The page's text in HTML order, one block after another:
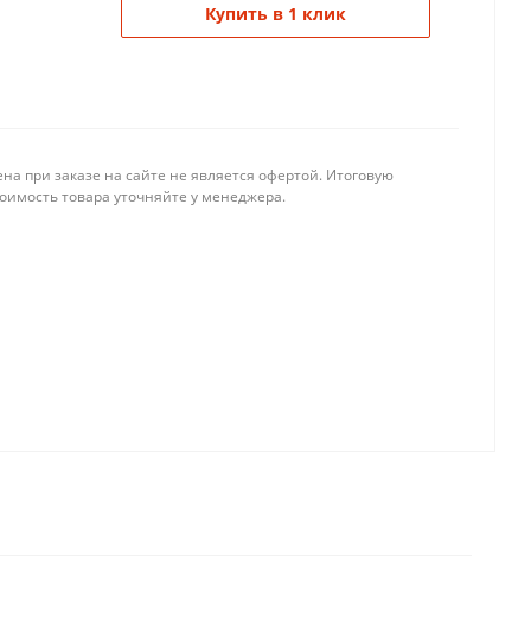
Купить в 1 клик
при заказе на сайте не является офертой. Итоговую
товара уточняйте у менеджера.